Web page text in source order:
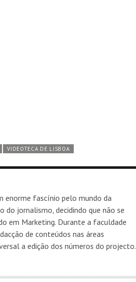
VIDEOTECA DE LISBOA
enorme fascínio pelo mundo da
do jornalismo, decidindo que não se
em Marketing. Durante a faculdade
de conteúdos nas áreas
a edição dos números do projecto.